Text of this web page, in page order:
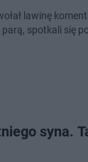
lawinę
spotkali się
syna.